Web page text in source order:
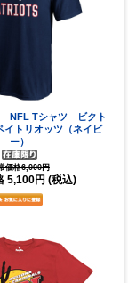
NFL Tシャツ ビクト
トリオッツ（ネイビ
ー）
価格6,000円
5,100円 (税込)